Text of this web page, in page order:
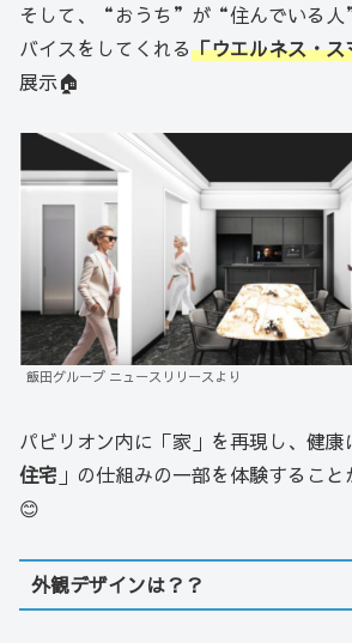
そして、“おうち”が“住んでいる人
バイスをしてくれる「ウエルネス・
展示🏠
飯田グループ ニュースリリースより
パビリオン内に「家」を再現し、健康
住宅 」の仕組みの一部を体験するこ
😊
外観デザインは？？